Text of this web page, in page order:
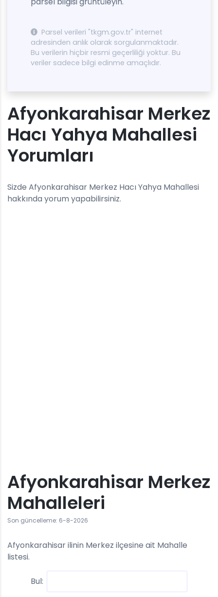
Parsel verileri "tkgm.gov.tr" internet
adresinden anlık olarak sorgulanmaktadır.
Bu verilerin hiçbir resmi geçerliliği yoktur. Bu
veriler sadece bilgi edinme amaçlıdır.
Afyonkarahisar Merkez
Hacı Yahya Mahallesi
Yorumları
Sizde Afyonkarahisar Merkez Hacı Yahya Mahallesi
hakkında yorum yapabilirsiniz.
Afyonkarahisar Merkez
Mahalleleri
Son güncelleme: 6-8-2026
Afyonkarahisar ilinin Merkez ilçesine ait Mahalle
listesi.
Bul: